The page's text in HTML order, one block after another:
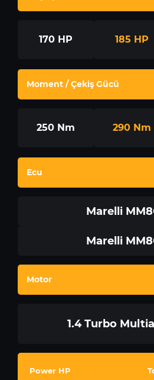
170 HP 185 HP
Moment / Çekiş Gücü
250 Nm 290 Nm
Ecu
Marelli
Marelli
Motor
1.4 Turbo
Power HP